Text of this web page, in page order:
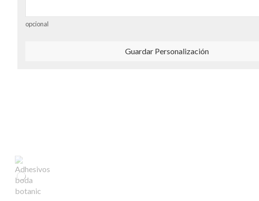
opcional
Guardar Personalización